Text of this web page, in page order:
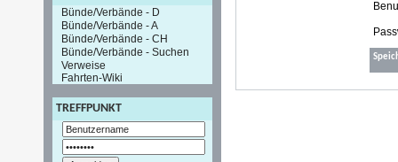
Bünde/Verbände - D
Bünde/Verbände - A
Bünde/Verbände - CH
Bünde/Verbände - Suchen
Verweise
Fahrten-Wiki
TREFFPUNKT